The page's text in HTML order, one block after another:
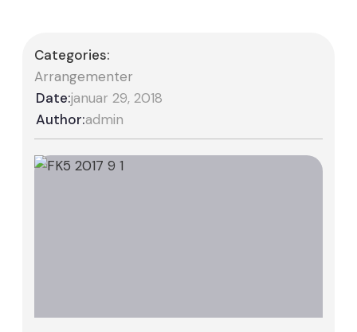
Categories:
Arrangementer
Date:januar 29, 2018
Author:admin